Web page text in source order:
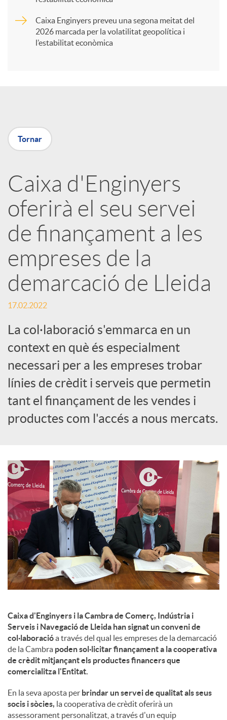
X
r
x
e
s
S
o
c
i
l
s
Caixa Enginyers preveu una segona meitat del
2026 marcada per la volatilitat geopolítica i
l’estabilitat econòmica
Tornar
Caixa d'Enginyers
oferirà el seu servei
de finançament a les
empreses de la
demarcació de Lleida
17.02.2022
La col·laboració s'emmarca en un
context en què és especialment
necessari per a les empreses trobar
línies de crèdit i serveis que permetin
tant el finançament de les vendes i
productes com l'accés a nous mercats.
Caixa d'Enginyers i la Cambra de Comerç, Indústria i
Serveis i Navegació de Lleida han signat un conveni de
col·laboracióa través del qual les empreses de la demarcació
de la Cambra poden sol·licitar finançament a la cooperativa
de crèdit mitjançant els productes financers que
comercialitza l'Entitat.
En la seva aposta per brindar un servei de qualitat als seus
socis i sòcies, la cooperativa de crèdit oferirà un
assessorament personalitzat, a través d'un equip